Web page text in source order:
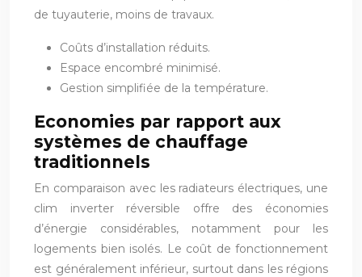
de tuyauterie, moins de travaux.
Coûts d’installation réduits.
Espace encombré minimisé.
Gestion simplifiée de la température.
Economies par rapport aux
systèmes de chauffage
traditionnels
En comparaison avec les radiateurs électriques, une
clim inverter réversible offre des économies
d’énergie considérables, notamment pour les
logements bien isolés. Le coût de fonctionnement
est généralement inférieur, surtout dans les régions